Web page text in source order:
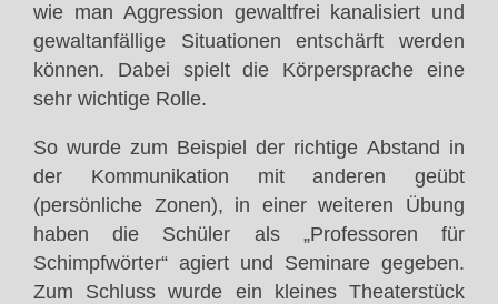
wie man Aggression gewaltfrei kanalisiert und
gewaltanfällige Situationen entschärft werden
können. Dabei spielt die Körpersprache eine
sehr wichtige Rolle.
So wurde zum Beispiel der richtige Abstand in
der Kommunikation mit anderen geübt
(persönliche Zonen), in einer weiteren Übung
haben die Schüler als „Professoren für
Schimpfwörter“ agiert und Seminare gegeben.
Zum Schluss wurde ein kleines Theaterstück